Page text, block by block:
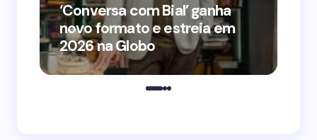
‘Conversa com Bial’ ganha
novo formato e estreia em
2026 na Globo